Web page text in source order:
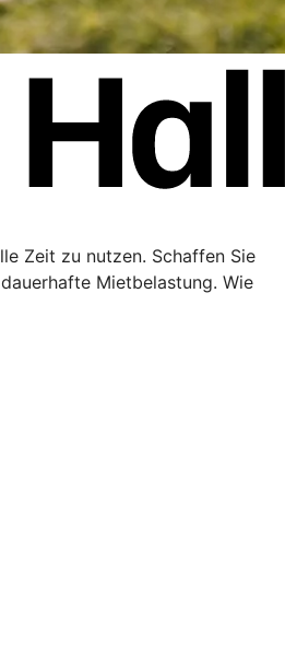
Zeit zu nutzen. Schaffen Sie
Mietbelastung. Wie